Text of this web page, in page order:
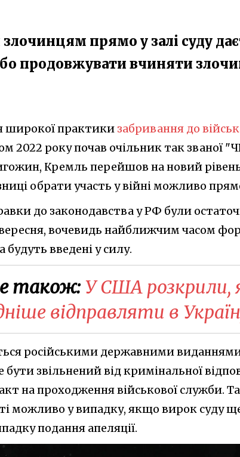
прямо у залі суду
продовжувати вчиняти
широкої практики забривання до
2022 року почав очільник так званої
Кремль перейшов на новий рівень.
обрати участь у війні можливо
до законодавства у РФ були
вочевидь найближчим часом
будуть введені у силу.
також: У США розкрили,
відправляти в
російськими державними
звільнений від кримінальної
на проходження військової служби.
можливо у випадку, якщо вирок суду
подання апеляції.